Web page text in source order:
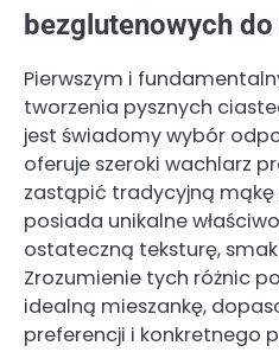
bezglutenowych
Pierwszym i
tworzenia pysznych
jest świadomy wybór
oferuje szeroki wachlarz
zastąpić tradycyjną mąkę
posiada unikalne
ostateczną teksturę,
Zrozumienie tych różnic
idealną mieszankę,
preferencji i konkretnego